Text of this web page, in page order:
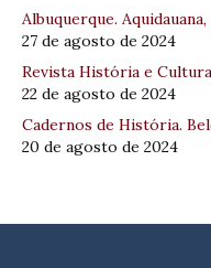
Albuquerque. Aquidauana,
27 de agosto de 2024
Revista História e Cultura.
22 de agosto de 2024
Cadernos de História.
20 de agosto de 2024